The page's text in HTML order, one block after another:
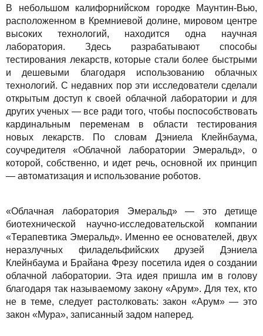
TuchaBackup
TuchaHosting
TuchaSync
Удаленный офис
Реселінг хостингу
Карьера
Контакты
Для бизнеса
Техподдержка
Инструкции
FAQ
Интервью
Авторская колонка
Праздники
Акции
В небольшом калифорнийском городке Маунтин-Вью,
расположенном в Кремниевой долине, мировом центре
высоких технологий, находится одна научная
лаборатория. Здесь разрабатывают способы
тестирования лекарств, которые стали более быстрыми
и дешевыми благодаря использованию облачных
технологий. С недавних пор эти исследователи сделали
открытым доступ к своей облачной лаборатории и для
других ученых — все ради того, чтобы поспособствовать
кардинальным переменам в области тестирования
новых лекарств. По словам Дэниела Клейнбаума,
соучредителя «Облачной лаборатории Эмеральд», о
которой, собственно, и идет речь, основной их принцип
— автоматизация и использование роботов.
«Облачная лаборатория Эмеральд» — это детище
биотехнической научно-исследовательской компании
«Терапевтика Эмеральд». Именно ее основателей, двух
неразлучных филадельфийских друзей Дэниела
Клейнбаума и Брайана Фрезу посетила идея о создании
облачной лаборатории. Эта идея пришла им в голову
благодаря так называемому закону «Арум». Для тех, кто
не в теме, следует растолковать: закон «Арум» — это
закон «Мура», записанный задом наперед.